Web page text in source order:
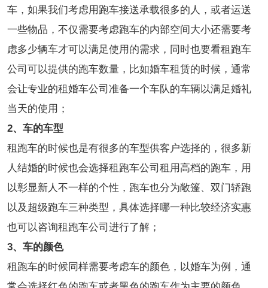
车，如果我们考虑用跑车接送承载很多的人，或者运送
一些物品，不仅需要考虑跑车的内部空间大小还需要考
虑多少辆车才可以满足使用的需求，同时也要看租跑车
公司可以提供的跑车数量，比如婚车租赁的时候，通常
会让专业的租婚车公司准备一个车队的车辆以满足婚礼
当天的使用；
2、车的车型
租跑车的时候也是有很多的车型供客户选择的，很多新
人结婚的时候也会选择租跑车公司租用高档的跑车，用
以彰显新人不一样的个性，跑车也分为敞篷、双门轿跑
以及超级跑车三种类型，具体选择哪一种比较经济实惠
也可以咨询租跑车公司进行了解；
3、车的颜色
租跑车的时候同样需要考虑车的颜色，以婚车为例，通